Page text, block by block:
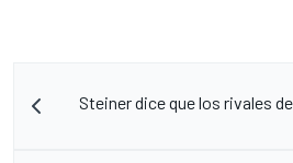
Steiner dice que los rivales